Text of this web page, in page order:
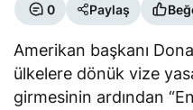
0 Paylaş
Amerikan başkanı
ülkelere dönük vize
girmesinin ardından